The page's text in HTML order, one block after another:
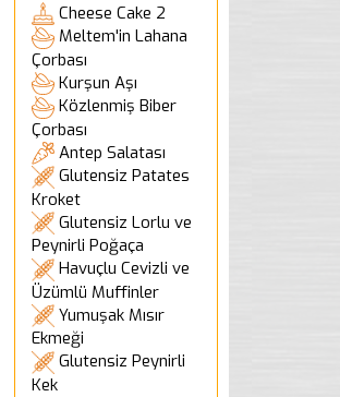
Cheese Cake 2
Meltem'in Lahana
Çorbası
Kurşun Aşı
Közlenmiş Biber
Çorbası
Antep Salatası
Glutensiz Patates
Kroket
Glutensiz Lorlu ve
Peynirli Poğaça
Havuçlu Cevizli ve
Üzümlü Muffinler
Yumuşak Mısır
Ekmeği
Glutensiz Peynirli
Kek